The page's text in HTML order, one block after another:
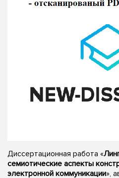
Диссертационная работа «
семиотические аспекты
электронной коммуникации»,